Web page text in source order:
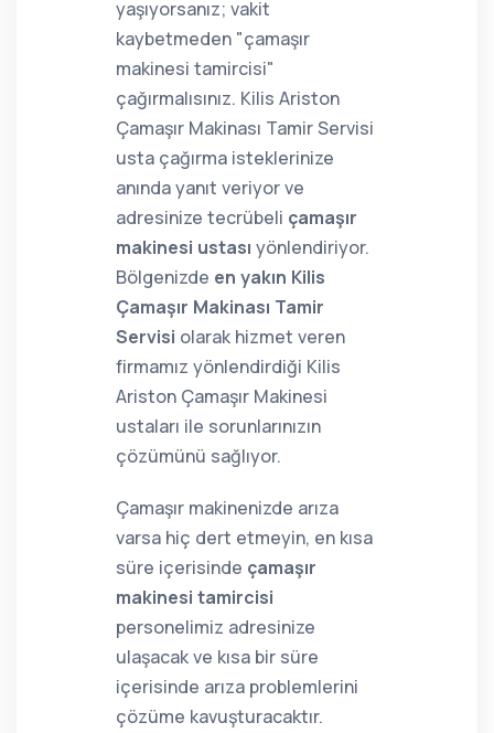
yaşıyorsanız; vakit
kaybetmeden "çamaşır
makinesi tamircisi"
çağırmalısınız. Kilis Ariston
Çamaşır Makinası Tamir Servisi
usta çağırma isteklerinize
anında yanıt veriyor ve
adresinize tecrübeli çamaşır
makinesi ustası yönlendiriyor.
Bölgenizde en yakın Kilis
Çamaşır Makinası Tamir
Servisi olarak hizmet veren
firmamız yönlendirdiği Kilis
Ariston Çamaşır Makinesi
ustaları ile sorunlarınızın
çözümünü sağlıyor.
Çamaşır makinenizde arıza
varsa hiç dert etmeyin, en kısa
süre içerisinde çamaşır
makinesi tamircisi
personelimiz adresinize
ulaşacak ve kısa bir süre
içerisinde arıza problemlerini
çözüme kavuşturacaktır.